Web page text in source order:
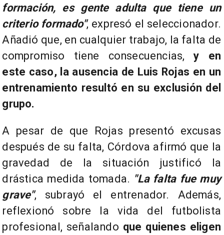
formación, es gente adulta que tiene un
criterio formado", expresó el seleccionador.
Añadió que, en cualquier trabajo, la falta de
compromiso tiene consecuencias, y en
este caso, la ausencia de Luis Rojas en un
entrenamiento resultó en su exclusión del
grupo.
A pesar de que Rojas presentó excusas
después de su falta, Córdova afirmó que la
gravedad de la situación justificó la
drástica medida tomada. "La falta fue muy
grave", subrayó el entrenador. Además,
reflexionó sobre la vida del futbolista
profesional, señalando que quienes eligen